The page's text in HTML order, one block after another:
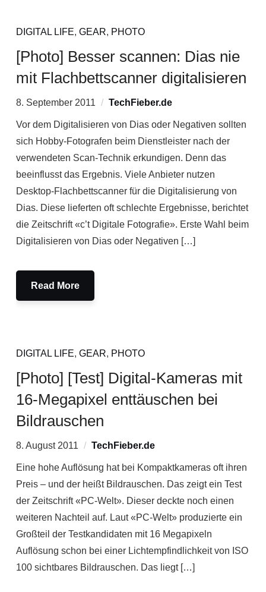
DIGITAL LIFE, GEAR, PHOTO
[Photo] Besser scannen: Dias nie
mit Flachbettscanner digitalisieren
8. September 2011 TechFieber.de
Vor dem Digitalisieren von Dias oder Negativen sollten
sich Hobby-Fotografen beim Dienstleister nach der
verwendeten Scan-Technik erkundigen. Denn das
beeinflusst das Ergebnis. Viele Anbieter nutzen
Desktop-Flachbettscanner für die Digitalisierung von
Dias. Diese lieferten oft schlechte Ergebnisse, berichtet
die Zeitschrift «c’t Digitale Fotografie». Erste Wahl beim
Digitalisieren von Dias oder Negativen […]
Read More
DIGITAL LIFE, GEAR, PHOTO
[Photo] [Test] Digital-Kameras mit
16-Megapixel enttäuschen bei
Bildrauschen
8. August 2011 TechFieber.de
Eine hohe Auflösung hat bei Kompaktkameras oft ihren
Preis – und der heißt Bildrauschen. Das zeigt ein Test
der Zeitschrift «PC-Welt». Dieser deckte noch einen
weiteren Nachteil auf. Laut «PC-Welt» produzierte ein
Großteil der Testkandidaten mit 16 Megapixeln
Auflösung schon bei einer Lichtempfindlichkeit von ISO
100 sichtbares Bildrauschen. Das liegt […]